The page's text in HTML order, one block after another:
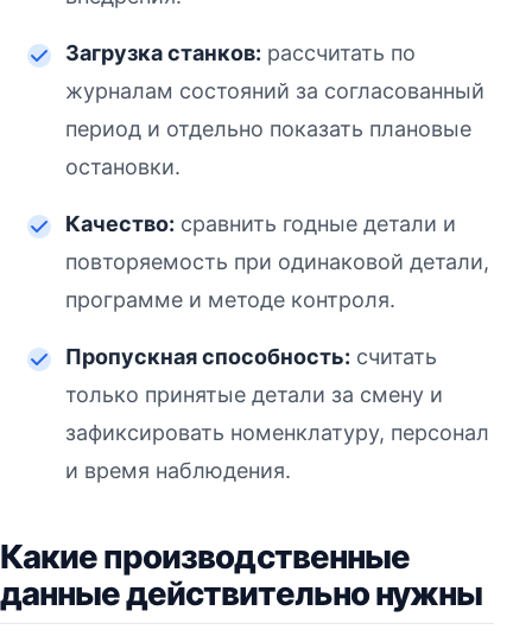
Загрузка станков: рассчитать по
журналам состояний за согласованный
период и отдельно показать плановые
остановки.
Качество: сравнить годные детали и
повторяемость при одинаковой детали,
программе и методе контроля.
Пропускная способность: считать
только принятые детали за смену и
зафиксировать номенклатуру, персонал
и время наблюдения.
Какие производственные
данные действительно нужны